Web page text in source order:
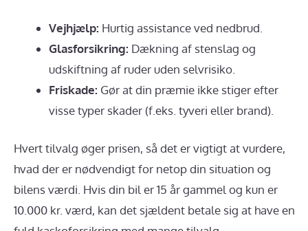
Vejhjælp: Hurtig assistance ved nedbrud.
Glasforsikring: Dækning af stenslag og
udskiftning af ruder uden selvrisiko.
Friskade: Gør at din præmie ikke stiger efter
visse typer skader (f.eks. tyveri eller brand).
Hvert tilvalg øger prisen, så det er vigtigt at vurdere,
hvad der er nødvendigt for netop din situation og
bilens værdi. Hvis din bil er 15 år gammel og kun er
10.000 kr. værd, kan det sjældent betale sig at have en